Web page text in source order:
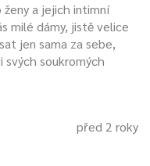
a jejich intimní
milé dámy, jistě velice
jen sama za sebe,
soukromých
před 2 roky